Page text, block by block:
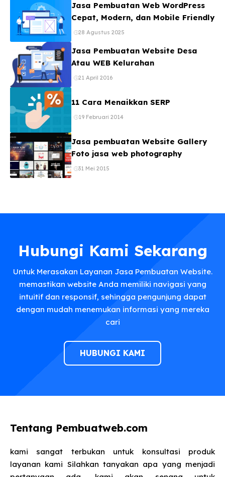
Jasa Pembuatan Web WordPress
Cepat, Modern, dan Mobile Friendly
28 Agustus 2025
Jasa Pembuatan Website Desa
Atau WEB Kelurahan
21 April 2016
11 Cara Menaikkan SERP
19 Februari 2014
Jasa pembuatan Website Gallery
Foto jasa web photography
31 Mei 2015
Hubungi Kami Sekarang
Untuk Merasakan Layanan Jasa Pembuatan Website.
memastikan website Anda memiliki navigasi yang
intuitif dan responsif, sehingga pengunjung dapat
dengan mudah menemukan informasi yang mereka
cari
HUBUNGI KAMI
Tentang Pembuatweb.com
kami sangat terbukan untuk konsultasi produk
layanan kami Silahkan tanyakan apa yang menjadi